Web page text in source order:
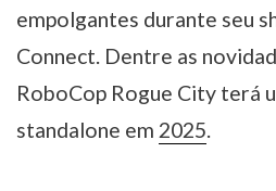
empolgantes durante seu
Connect. Dentre as
RoboCop Rogue City terá
standalone em 2025